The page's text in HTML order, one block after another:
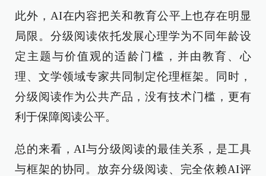
此外，AI在内容把关和教育公平上也存在明显
局限。分级阅读依托发展心理学为不同年龄设
定主题与价值观的适龄门槛，并由教育、心
理、文学领域专家共同制定伦理框架。同时，
分级阅读作为公共产品，没有技术门槛，更有
利于保障阅读公平。
总的来看，AI与分级阅读的最佳关系，是工具
与框架的协同。放弃分级阅读、完全依赖AI评